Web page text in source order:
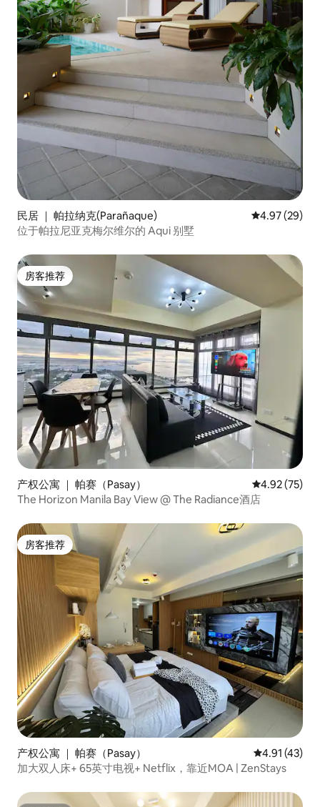
民居 ｜ 帕拉纳克(Parañaque) 平均评分
4.97 (29)
位于帕拉尼亚克梅尔维尔的 Aqui 别墅
房客推荐
房客推荐
产权公寓 ｜ 帕赛（Pasay） 平均评分
4.92 (75)
The Horizon Manila Bay View @ The Radiance酒店
房客推荐
房客推荐
产权公寓 ｜ 帕赛（Pasay） 平均评分
4.91 (43)
加大双人床+ 65英寸电视+ Netflix，靠近MOA | ZenStays